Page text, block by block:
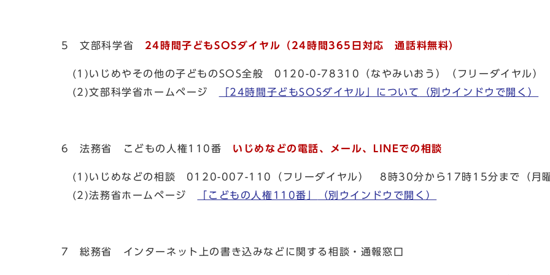
5 文部科学省 24時間子どもSOSダイヤル （24時間365日対応 通話料無料）
(1)いじめやその他の子どものSOS全般 0120-0-78310（なやみいおう）（フリーダイヤル）
(2)文部科学省ホームページ
「24時間子どもSOSダイヤル」について （別ウインドウで開く）
6 法務省 こどもの人権110番 いじめなどの電話、メール、LINEでの相談
(1)いじめなどの相談 0120-007-110（フリーダイヤル） 8時30分から17時15分まで（月曜
(2)法務省ホームページ
「こどもの人権110番」 （別ウインドウで開く）
7 総務省 インターネット上の書き込みなどに関する相談・通報窓口